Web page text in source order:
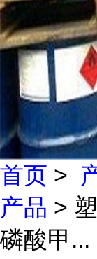
首页 >
产品 >
磷酸甲...